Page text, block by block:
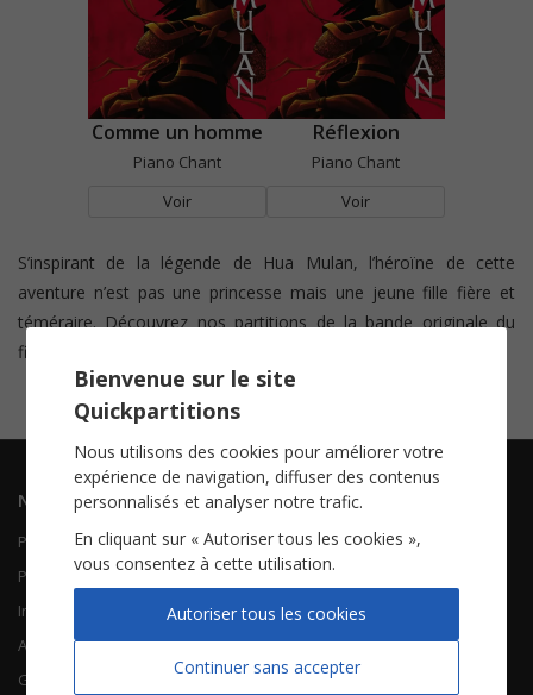
S’inspirant de la légende de Hua Mulan, l’héroïne de cette
aventure n’est pas une princesse mais une jeune fille fière et
téméraire. Découvrez nos partitions de la bande originale du
film récompensée d’un oscar en 1999.
Comme un homme
Piano Chant
Voir
Réflexion
Piano Chant
Voir
Navigation
Piano Chant
Piano Solo
Instruments solistes
Accordéon
Guitare
Informations
Contactez-nous
Qui sommes-nous
FAQ
À propos
Bienvenue sur le site
Quickpartitions
Nous utilisons des cookies pour améliorer votre
expérience de navigation, diffuser des contenus
personnalisés et analyser notre trafic.
En cliquant sur « Autoriser tous les cookies »,
vous consentez à cette utilisation.
Continuer sans accepter
Autoriser tous les cookies